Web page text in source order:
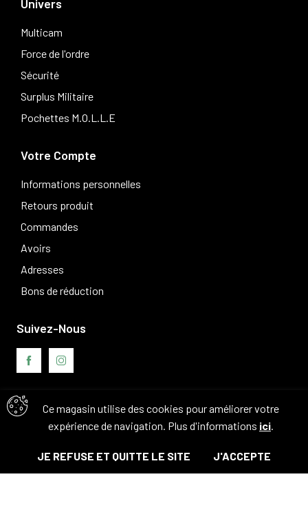
Univers
Multicam
Force de l'ordre
Sécurité
Surplus Militaire
Pochettes M.O.L.L.E
Votre Compte
Informations personnelles
Retours produit
Commandes
Avoirs
Adresses
Bons de réduction
Ce magasin utilise des cookies pour améliorer votre
expérience de navigation. Plus d'informations ici.
JE REFUSE ET QUITTE LE SITE J'ACCEPTE
Suivez-Nous
Avis clients
© Tous droits réservés. 2026 - Camouflage 83